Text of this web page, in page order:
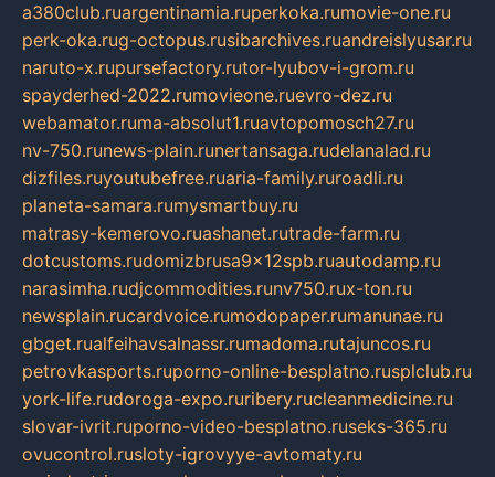
a380club.ruargentinamia.ruperkoka.rumovie-one.ru
perk-oka.rug-octopus.rusibarchives.ruandreislyusar.ru
naruto-x.rupursefactory.rutor-lyubov-i-grom.ru
spayderhed-2022.rumovieone.ruevro-dez.ru
webamator.ruma-absolut1.ruavtopomosch27.ru
nv-750.runews-plain.runertansaga.rudelanalad.ru
dizfiles.ruyoutubefree.ruaria-family.ruroadli.ru
planeta-samara.rumysmartbuy.ru
matrasy-kemerovo.ruashanet.rutrade-farm.ru
dotcustoms.rudomizbrusa9x12spb.ruautodamp.ru
narasimha.rudjcommodities.runv750.rux-ton.ru
newsplain.rucardvoice.rumodopaper.rumanunae.ru
gbget.rualfeihavsalnassr.rumadoma.rutajuncos.ru
petrovkasports.ruporno-online-besplatno.rusplclub.ru
york-life.rudoroga-expo.ruribery.rucleanmedicine.ru
slovar-ivrit.ruporno-video-besplatno.ruseks-365.ru
ovucontrol.rusloty-igrovyye-avtomaty.ru